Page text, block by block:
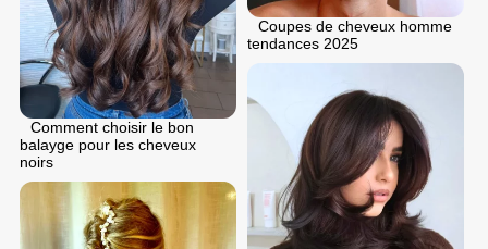
Coupes de cheveux homme
tendances 2025
Comment choisir le bon
balayge pour les cheveux
noirs